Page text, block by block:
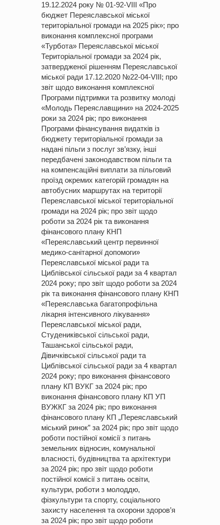
19.12.2024 року № 01-92-VІІI «Про
бюджет Переяславської міської
територіальної громади на 2025 рік»; про
виконання комплексної програми
«Турбота» Переяславської міської
Територіальної громади за 2024 рік,
затвердженої рішенням Переяславської
міської ради 17.12.2020 №22-04-VIII; про
звіт щодо виконання комплексної
Програми підтримки та розвитку молоді
«Молодь Переяславщини» на 2024-2025
роки за 2024 рік; про виконання
Програми фінансування видатків із
бюджету територіальної громади за
надані пільги з послуг зв’язку, інші
передбачені законодавством пільги та
на компенсаційні виплати за пільговий
проїзд окремих категорій громадян на
автобусних маршрутах на території
Переяславської міської територіальної
громади на 2024 рік; про звіт щодо
роботи за 2024 рік та виконання
фінансового плану КНП
«Переяславський центр первинної
медико-санітарної допомоги»
Переяславської міської ради та
Циблівської сільської ради за 4 квартал
2024 року; про звіт щодо роботи за 2024
рік та виконання фінансового плану КНП
«Переяславська багатопрофільна
лікарня інтенсивного лікування»
Переяславської міської ради,
Студениківської сільської ради,
Ташанської сільської ради,
Дівичківської сільської ради та
Циблівської сільської ради за 4 квартал
2024 року; про виконання фінансового
плану КП ВУКГ за 2024 рік; про
виконання фінансового плану КП УП
ВУЖКГ за 2024 рік; про виконання
фінансового плану КП „Переяславський
міський ринок” за 2024 рік; про звіт щодо
роботи постійної комісії з питань
земельних відносин, комунальної
власності, будівництва та архітектури
за 2024 рік; про звіт щодо роботи
постійної комісії з питань освіти,
культури, роботи з молоддю,
фізкультури та спорту, соціального
захисту населення та охорони здоров’я
за 2024 рік; про звіт щодо роботи